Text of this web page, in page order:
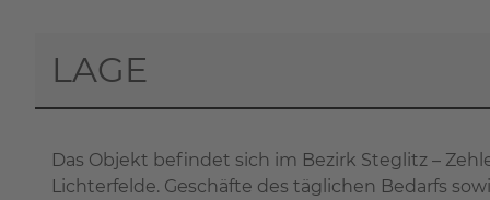
LAGE
Das Objekt befindet sich im Bezirk Steglitz –
Lichterfelde. Geschäfte des täglichen Bedarfs